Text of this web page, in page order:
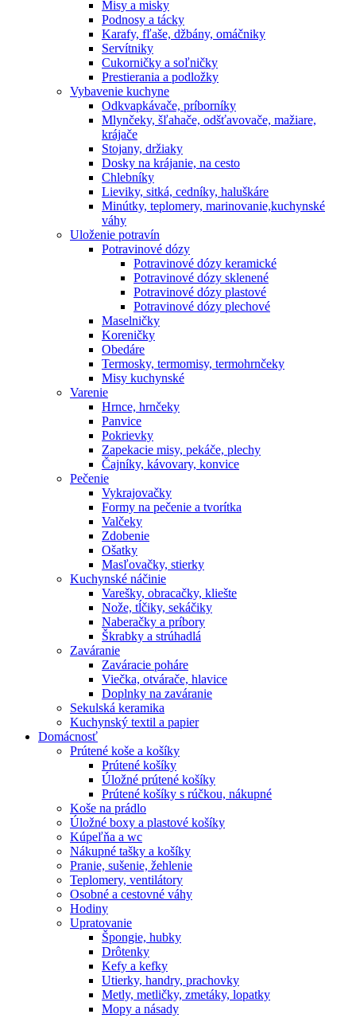
Misy a misky
Podnosy a tácky
Karafy, fľaše, džbány, omáčniky
Servítniky
Cukorničky a soľničky
Prestierania a podložky
Vybavenie kuchyne
Odkvapkávače, príborníky
Mlynčeky, šľahače, odšťavovače, mažiare,
krájače
Stojany, držiaky
Dosky na krájanie, na cesto
Chlebníky
Lieviky, sitká, cedníky, haluškáre
Minútky, teplomery, marinovanie,kuchynské
váhy
Uloženie potravín
Potravinové dózy
Potravinové dózy keramické
Potravinové dózy sklenené
Potravinové dózy plastové
Potravinové dózy plechové
Maselničky
Koreničky
Obedáre
Termosky, termomisy, termohrnčeky
Misy kuchynské
Varenie
Hrnce, hrnčeky
Panvice
Pokrievky
Zapekacie misy, pekáče, plechy
Čajníky, kávovary, konvice
Pečenie
Vykrajovačky
Formy na pečenie a tvorítka
Valčeky
Zdobenie
Ošatky
Masľovačky, stierky
Kuchynské náčinie
Varešky, obracačky, kliešte
Nože, tĺčiky, sekáčiky
Naberačky a príbory
Škrabky a strúhadlá
Zaváranie
Zaváracie poháre
Viečka, otvárače, hlavice
Doplnky na zaváranie
Sekulská keramika
Kuchynský textil a papier
Domácnosť
Prútené koše a košíky
Prútené košíky
Úložné prútené košíky
Prútené košíky s rúčkou, nákupné
Koše na prádlo
Úložné boxy a plastové košíky
Kúpeľňa a wc
Nákupné tašky a košíky
Pranie, sušenie, žehlenie
Teplomery, ventilátory
Osobné a cestovné váhy
Hodiny
Upratovanie
Špongie, hubky
Drôtenky
Kefy a kefky
Utierky, handry, prachovky
Metly, metličky, zmetáky, lopatky
Mopy a násady